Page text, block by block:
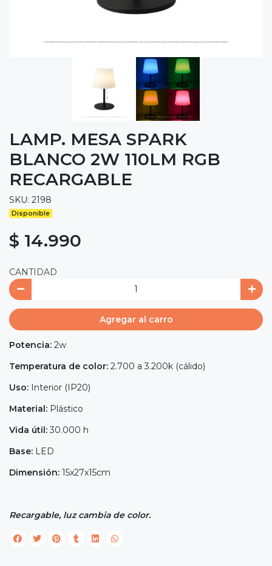
LAMP. MESA SPARK
BLANCO 2W 110LM RGB
RECARGABLE
SKU: 2198
Disponible
$ 14.990
CANTIDAD
Agregar al carro
Potencia: 2w
Temperatura de color: 2.700 a 3.200k (cálido)
Uso: Interior (IP20)
Material: Plástico
Vida útil:30.000 h
Base: LED
Dimensión: 15x27x15cm
Recargable, luz cambia de color.